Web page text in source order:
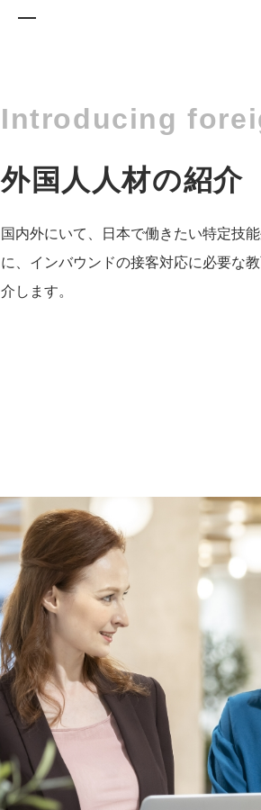
Introducing
外国人人材の紹介
国内外にいて、日本で働きたい特定技
に、インバウンドの接客対応に必要な
介します。